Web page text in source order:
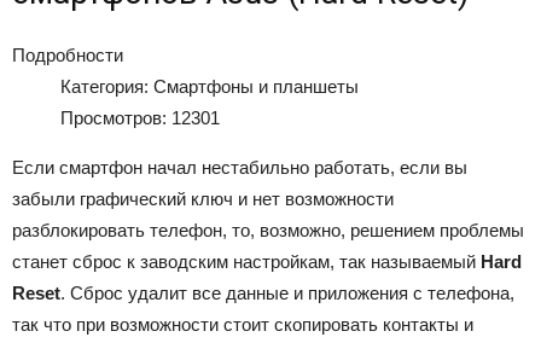
Подробности
Категория: Смартфоны и планшеты
Просмотров: 12301
Если смартфон начал нестабильно работать, если вы
забыли графический ключ и нет возможности
разблокировать телефон, то, возможно, решением проблемы
станет сброс к заводским настройкам, так называемый Hard
Reset. Сброс удалит все данные и приложения с телефона,
так что при возможности стоит скопировать контакты и